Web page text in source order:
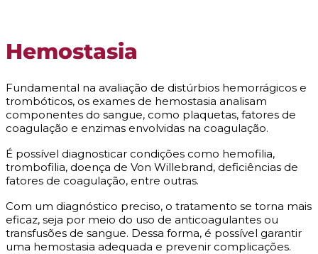
Hemostasia
Fundamental na avaliação de distúrbios hemorrágicos e
trombóticos, os exames de hemostasia analisam
componentes do sangue, como plaquetas, fatores de
coagulação e enzimas envolvidas na coagulação.
É possível diagnosticar condições como hemofilia,
trombofilia, doença de Von Willebrand, deficiências de
fatores de coagulação, entre outras.
Com um diagnóstico preciso, o tratamento se torna mais
eficaz, seja por meio do uso de anticoagulantes ou
transfusões de sangue. Dessa forma, é possível garantir
uma hemostasia adequada e prevenir complicações.